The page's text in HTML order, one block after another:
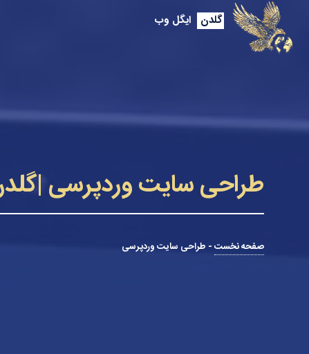
گلدن ایگل وب
طراحی سایت وردپرسی
صفحه نخست- طراحی سایت وردپرسی